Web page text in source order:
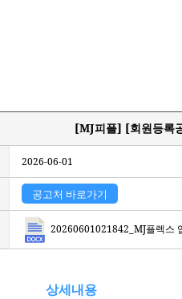
[MJ피플] [회원등록
2026-06-01
공고처 바로가기
20260601021842_MJ플렉스
상세내용